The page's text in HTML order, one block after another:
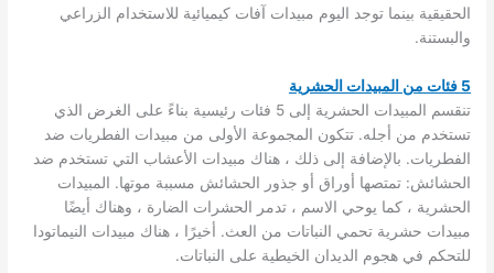
الحقيقية بينما توجد اليوم مبيدات آفات كيميائية للاستخدام الزراعي
والبستنة.
5 فئات من المبيدات الحشرية
تنقسم المبيدات الحشرية إلى 5 فئات رئيسية بناءً على الغرض الذي
تستخدم من أجله. تتكون المجموعة الأولى من مبيدات الفطريات ضد
الفطريات. بالإضافة إلى ذلك ، هناك مبيدات الأعشاب التي تستخدم ضد
الحشائش: تمتصها أوراق أو جذور الحشائش مسببة موتها. المبيدات
الحشرية ، كما يوحي الاسم ، تدمر الحشرات الضارة ، وهناك أيضًا
مبيدات حشرية تحمي النباتات من العث. أخيرًا ، هناك مبيدات النيماتودا
للتحكم في هجوم الديدان الخيطية على النباتات.